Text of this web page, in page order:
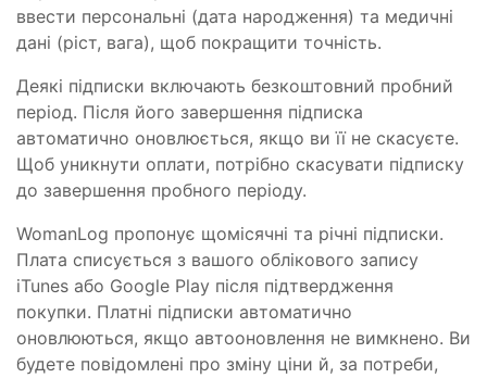
ввести персональні (дата народження) та медичні
дані (ріст, вага), щоб покращити точність.
Деякі підписки включають безкоштовний пробний
період. Після його завершення підписка
автоматично оновлюється, якщо ви її не скасуєте.
Щоб уникнути оплати, потрібно скасувати підписку
до завершення пробного періоду.
WomanLog пропонує щомісячні та річні підписки.
Плата списується з вашого облікового запису
iTunes або Google Play після підтвердження
покупки. Платні підписки автоматично
оновлюються, якщо автооновлення не вимкнено. Ви
будете повідомлені про зміну ціни й, за потреби,